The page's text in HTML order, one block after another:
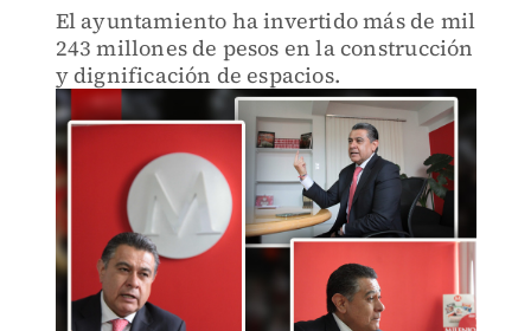
El ayuntamiento ha invertido más de mil
243 millones de pesos en la construcción
y dignificación de espacios.